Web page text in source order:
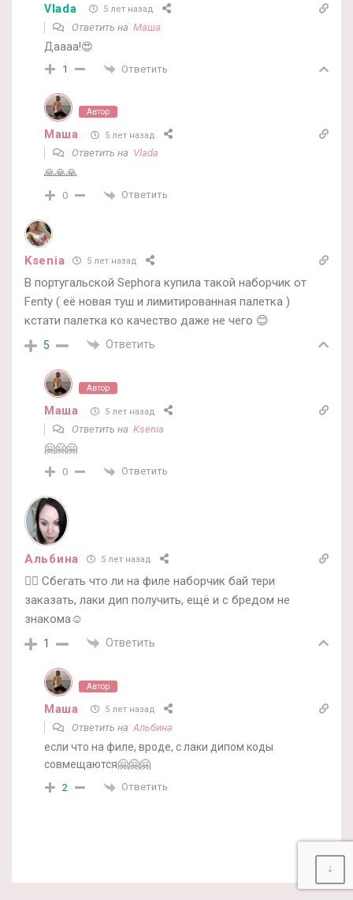
Vlada 5 лет назад
Ответить на Маша
Даааа!😍
1 Ответить
Автор
Маша 5 лет назад
Ответить на Vlada
🙏🙏🙏
0 Ответить
Ksenia 5 лет назад
В португальской Sephora купила такой наборчик от
Fenty ( её новая туш и лимитированная палетка )
кстати палетка ко качество даже не чего 😊
5 Ответить
Автор
Маша 5 лет назад
Ответить на Ksenia
🤗🤗🤗
0 Ответить
Альбина 5 лет назад
🏃‍♀️ Сбегать что ли на филе наборчик бай тери
заказать, лаки дип получить, ещё и с бредом не
знакома☺️
1 Ответить
Автор
Маша 5 лет назад
Ответить на Альбина
если что на филе, вроде, с лаки дипом коды
совмещаются🤗🤗🤗
2 Ответить
↓